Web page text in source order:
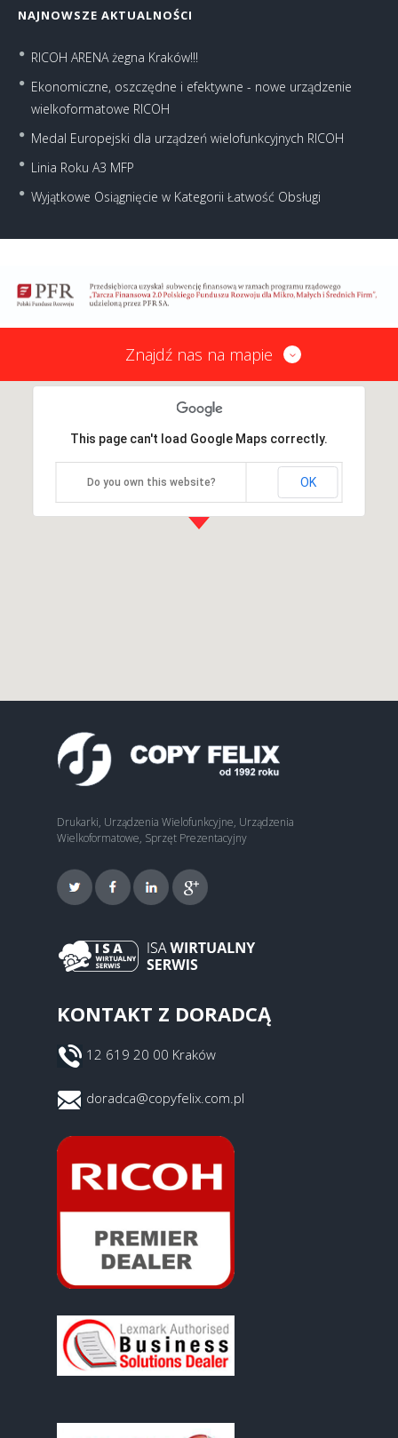
NAJNOWSZE AKTUALNOŚCI
RICOH ARENA żegna Kraków!!!
Ekonomiczne, oszczędne i efektywne - nowe urządzenie
wielkoformatowe RICOH
Medal Europejski dla urządzeń wielofunkcyjnych RICOH
Linia Roku A3 MFP
Wyjątkowe Osiągnięcie w Kategorii Łatwość Obsługi
Znajdź nas na mapie
This page can't load Google Maps correctly.
Do you own this website? OK
Drukarki, Urządzenia Wielofunkcyjne, Urządzenia
Wielkoformatowe, Sprzęt Prezentacyjny
KONTAKT Z DORADCĄ
12 619 20 00 Kraków
doradca@copyfelix.com.pl